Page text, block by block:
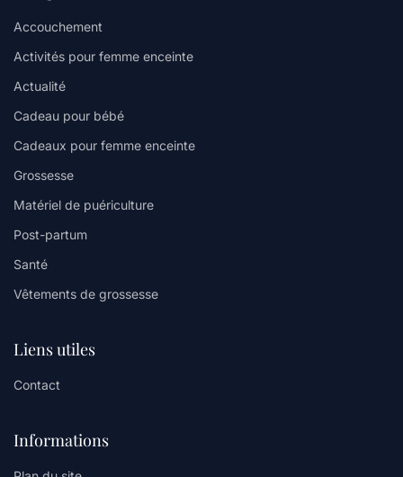
Accouchement
Activités pour femme enceinte
Actualité
Cadeau pour bébé
Cadeaux pour femme enceinte
Grossesse
Matériel de puériculture
Post-partum
Santé
Vêtements de grossesse
Liens utiles
Contact
Informations